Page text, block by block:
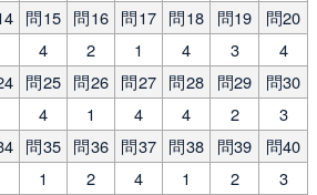
問15 問16 問17 問18 問19
問20
4 2 1 4 3
4
問25 問26 問27 問28 問29
問30
4 1 4 4 2
3
問35 問36 問37 問38 問39
問40
1 2 4 1 2
3